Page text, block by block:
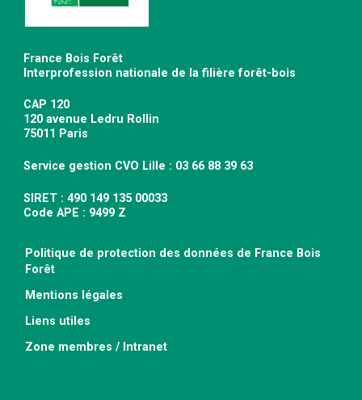
France Bois Forêt
Interprofession nationale de la filière forêt-bois
CAP 120
120 avenue Ledru Rollin
75011 Paris
Service gestion CVO Lille : 03 66 88 39 63
SIRET : 490 149 135 00033
Code APE : 9499 Z
Politique de protection des données de France Bois
Forêt
Mentions légales
Liens utiles
Zone membres / Intranet